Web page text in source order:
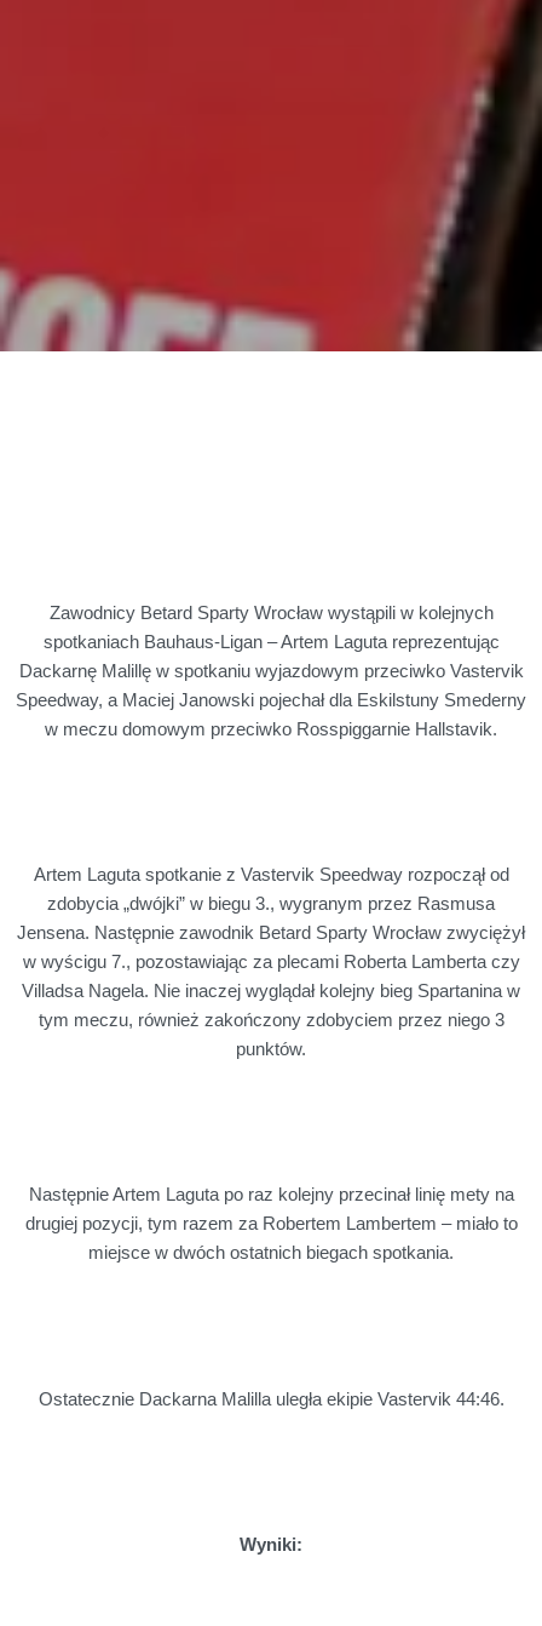
Zawodnicy Betard Sparty Wrocław wystąpili w kolejnych
spotkaniach Bauhaus-Ligan – Artem Laguta reprezentując
Dackarnę Malillę w spotkaniu wyjazdowym przeciwko Vastervik
Speedway, a Maciej Janowski pojechał dla Eskilstuny Smederny
w meczu domowym przeciwko Rosspiggarnie Hallstavik.
Artem Laguta spotkanie z Vastervik Speedway rozpoczął od
zdobycia „dwójki” w biegu 3., wygranym przez Rasmusa
Jensena. Następnie zawodnik Betard Sparty Wrocław zwyciężył
w wyścigu 7., pozostawiając za plecami Roberta Lamberta czy
Villadsa Nagela. Nie inaczej wyglądał kolejny bieg Spartanina w
tym meczu, również zakończony zdobyciem przez niego 3
punktów.
Następnie Artem Laguta po raz kolejny przecinał linię mety na
drugiej pozycji, tym razem za Robertem Lambertem – miało to
miejsce w dwóch ostatnich biegach spotkania.
Ostatecznie Dackarna Malilla uległa ekipie Vastervik 44:46.
Wyniki: